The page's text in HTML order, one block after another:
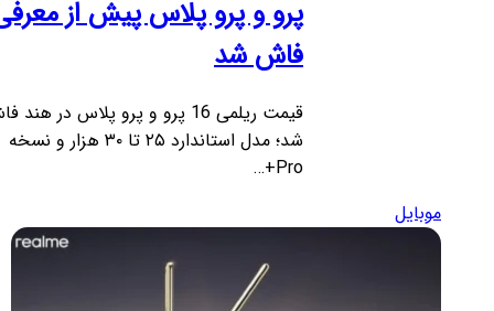
پرو و پرو پلاس پیش از معرفی
فاش شد
قیمت ریلمی 16 پرو و پرو پلاس در هند فاش
شد؛ مدل استاندارد ۲۵ تا ۳۰ هزار و نسخه
Pro+…
موبایل